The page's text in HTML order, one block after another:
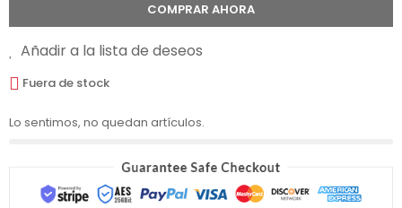
COMPRAR AHORA
Añadir a la lista de deseos
Fuera de stock
Lo sentimos, no quedan artículos.